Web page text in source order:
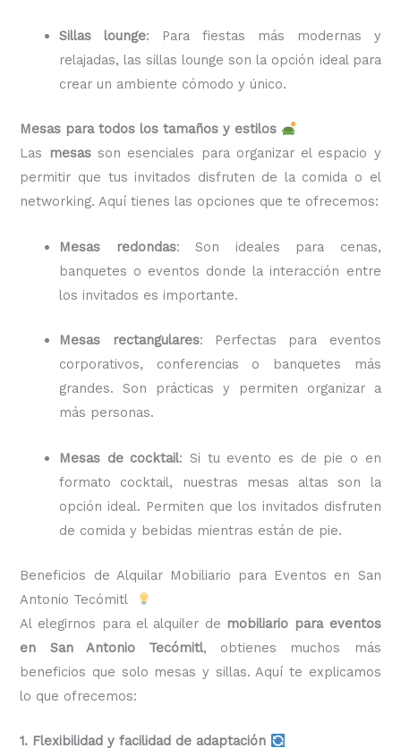
Sillas lounge: Para fiestas más modernas y
relajadas, las sillas lounge son la opción ideal para
crear un ambiente cómodo y único.
Mesas para todos los tamaños y estilos
Las
mesasson esenciales para organizar el espacio y
permitir que tus invitados disfruten de la comida o el
networking. Aquí tienes las opciones que te ofrecemos:
Mesas redondas: Son ideales para cenas,
banquetes o eventos donde la interacción entre
los invitados es importante.
Mesas rectangulares: Perfectas para eventos
corporativos, conferencias o banquetes más
grandes. Son prácticas y permiten organizar a
más personas.
Mesas de cocktail: Si tu evento es de pie o en
formato cocktail, nuestras mesas altas son la
opción ideal. Permiten que los invitados disfruten
de comida y bebidas mientras están de pie.
Beneficios de Alquilar Mobiliario para Eventos en San
Antonio Tecómitl
Al elegirnos para el alquiler de mobiliario para eventos
en San Antonio Tecómitl, obtienes muchos más
beneficios que solo mesas y sillas. Aquí te explicamos
lo que ofrecemos:
1. Flexibilidad y facilidad de adaptación